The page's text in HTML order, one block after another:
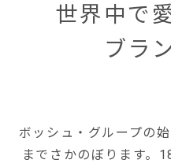
世界中で
ブラ
ボッシュ・グループの
までさかのぼります。